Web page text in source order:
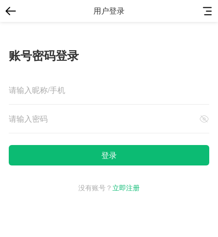
用户登录
账号密码登录
没有账号？ 立即注册